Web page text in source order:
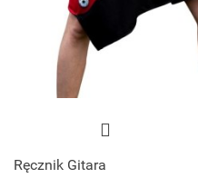
Ręcznik Gitara